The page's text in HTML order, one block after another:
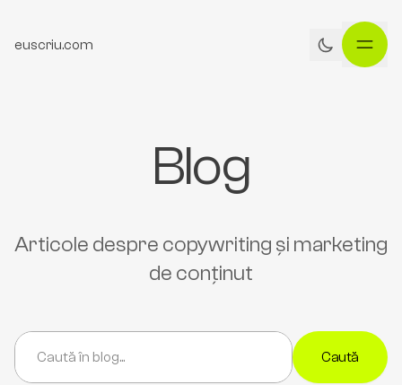
euscriu.com
Blog
Articole despre copywriting și marketing
de conținut
Caută